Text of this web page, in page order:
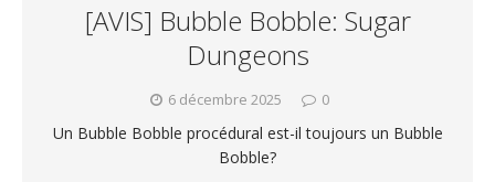
[AVIS] Bubble Bobble: Sugar
Dungeons
6 décembre 2025 0
Un Bubble Bobble procédural est-il toujours un Bubble
Bobble?